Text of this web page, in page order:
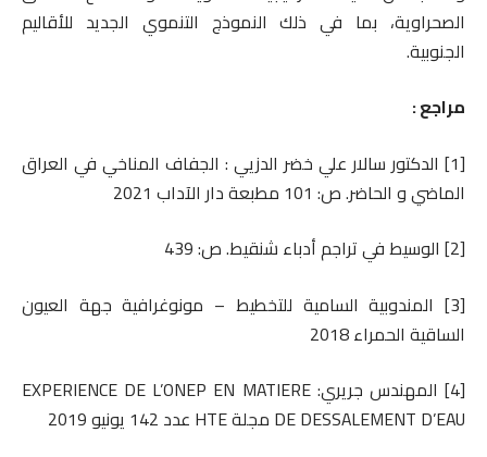
الصحراوية، بما في ذلك النموذج التنموي الجديد للأقاليم
الجنوبية.
مراجع :
[1] الدكتور سالار علي خضر الدزيي : الجفاف المناخي في العراق
الماضي و الحاضر. ص: 101 مطبعة دار الآداب 2021
[2] الوسيط في تراجم أدباء شنقيط. ص: 439
[3] المندوبية السامية للتخطيط – مونوغرافية جهة العيون
الساقية الحمراء 2018
[4] المهندس جريري: EXPERIENCE DE L’ONEP EN MATIERE
DE DESSALEMENT D’EAU مجلة HTE عدد 142 يونيو 2019